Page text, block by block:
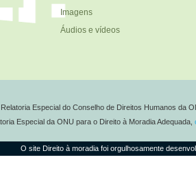
Imagens
Áudios e vídeos
Especial do Conselho de Direitos Humanos da
Especial da ONU para o Direito à Moradia Adequada,
O site Direito à moradia foi orgulhosamente